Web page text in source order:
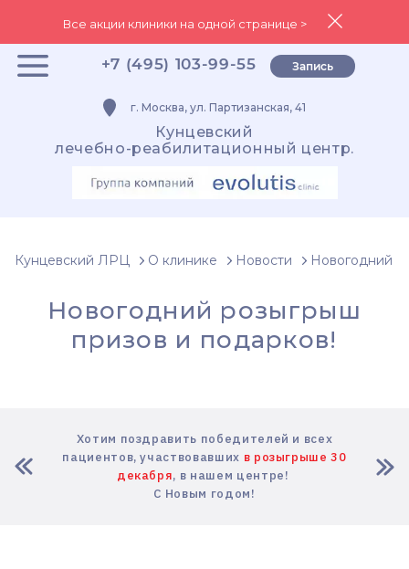
Все акции клиники на одной странице >
+7 (495) 103-99-55 Запись
г. Москва, ул. Партизанская, 41
Кунцевский
лечебно-реабилитационный центр.
Кунцевский ЛРЦ О клинике Новости Новогодний
Новогодний розыгрыш
призов и подарков!
Хотим поздравить победителей и всех
пациентов, участвовавших в розыгрыше 30
декабря, в нашем центре!
С Новым годом!